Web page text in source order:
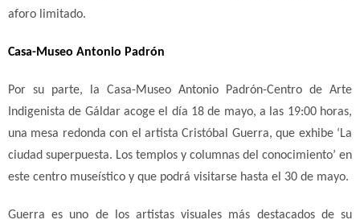
aforo limitado.
Casa-Museo Antonio Padrón
Por su parte, la Casa-Museo Antonio Padrón-Centro de Arte
Indigenista de Gáldar acoge el día 18 de mayo, a las 19:00 horas,
una mesa redonda con el artista Cristóbal Guerra, que exhibe ‘La
ciudad superpuesta. Los templos y columnas del conocimiento’ en
este centro museístico y que podrá visitarse hasta el 30 de mayo.
Guerra es uno de los artistas visuales más destacados de su